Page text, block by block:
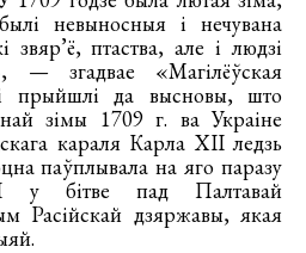
невыносныя і нечувана
звяр’ё, птаства, але і людзі
— згадвае «Магілёўская
прыйшлі да высновы, што
зімы 1709 г. ва Украіне
караля Карла XII ледзь
паўплывала на яго паразу
бітве пад Палтавай
Расійскай дзяржавы, якая